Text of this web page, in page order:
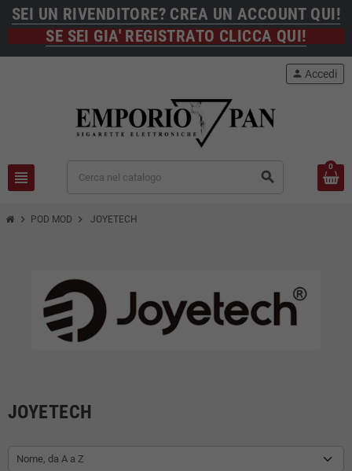
SEI UN RIVENDITORE? CREA UN ACCOUNT QUI!
SE SEI GIA' REGISTRATO CLICCA QUI!
view_headline search
person Accedi
0
chevron_right POD MOD chevron_right JOYETECH
JOYETECH
Nome, da A a Z